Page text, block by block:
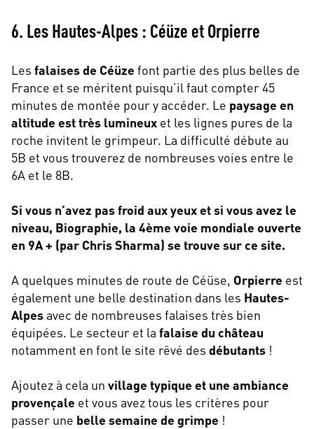
6. Les Hautes-Alpes : Céüze et Orpierre
Les falaises de Céüze font partie des plus belles de
France et se méritent puisqu’il faut compter 45
minutes de montée pour y accéder. Le paysage en
altitude est très lumineux et les lignes pures de la
roche invitent le grimpeur. La difficulté débute au
5B et vous trouverez de nombreuses voies entre le
6A et le 8B.
Si vous n’avez pas froid aux yeux et si vous avez le
niveau, Biographie, la 4ème voie mondiale ouverte
en 9A + (par Chris Sharma) se trouve sur ce site.
A quelques minutes de route de Céüse, Orpierre est
également une belle destination dans les Hautes-
Alpes avec de nombreuses falaises très bien
équipées. Le secteur et la falaise du château
notamment en font le site rêvé des débutants !
Ajoutez à cela un village typique et une ambiance
provençale et vous avez tous les critères pour
passer une belle semaine de grimpe !